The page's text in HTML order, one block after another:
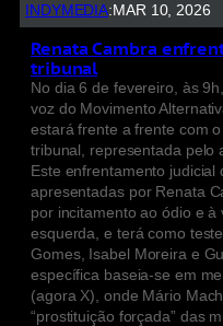
INDYMEDIA:MAR 10, 2026
Renata Cambra
tribunal
No dia 6 de fevereiro, às
voz do Movimento
estará frente a frente com
tribunal, representada pelo
Este enfrentamento judicial
apresentadas por Renata
por incitamento ao ódio e
esquerda, e terá como
Gomes, Isabel Moreira e
específica baseia-se em
(agora X), onde Mário
“prostituição forçada” das